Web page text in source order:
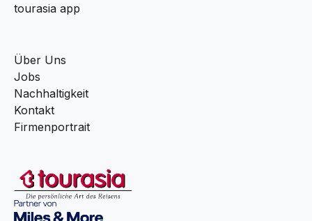
tourasia app
Über Uns
Jobs
Nachhaltigkeit
Kontakt
Firmenportrait